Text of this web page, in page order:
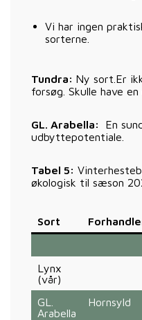
Vi har ingen
sorterne.
Tundra: Ny sort.Er
forsøg. Skulle have
GL. Arabella:
En
udbyttepotentiale.
Tabel 5:
økologisk til sæson
Sort
Lynx
(vår)
GL.
Arabella
Hornsyld